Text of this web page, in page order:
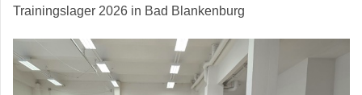
Trainingslager 2026 in Bad Blankenburg